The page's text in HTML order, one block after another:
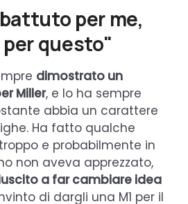
per me,
questo"
dimostrato un
Miller, e lo ha sempre
abbia un carattere
Ha fatto qualche
e probabilmente in
non aveva apprezzato,
a far cambiare idea
di dargli una M1 per il